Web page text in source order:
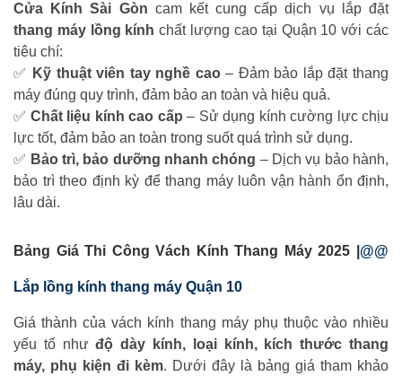
Cửa Kính Sài Gòn cam kết cung cấp dịch vụ lắp đặt
thang máy lồng kính chất lượng cao tại Quận 10 với các
tiêu chí:
✅
Kỹ thuật viên tay nghề cao– Đảm bảo lắp đặt thang
máy đúng quy trình, đảm bảo an toàn và hiệu quả.
✅ Chất liệu kính cao cấp – Sử dụng kính cường lực chịu
lực tốt, đảm bảo an toàn trong suốt quá trình sử dụng.
✅ Bảo trì, bảo dưỡng nhanh chóng – Dịch vụ bảo hành,
bảo trì theo định kỳ để thang máy luôn vận hành ổn định,
lâu dài.
Bảng Giá Thi Công Vách Kính Thang Máy 2025 | @@
Lắp lồng kính thang máy Quận 10
Giá thành của vách kính thang máy phụ thuộc vào nhiều
yếu tố nhưđộ dày kính, loại kính, kích thước thang
máy, phụ kiện đi kèm. Dưới đây là bảng giá tham khảo